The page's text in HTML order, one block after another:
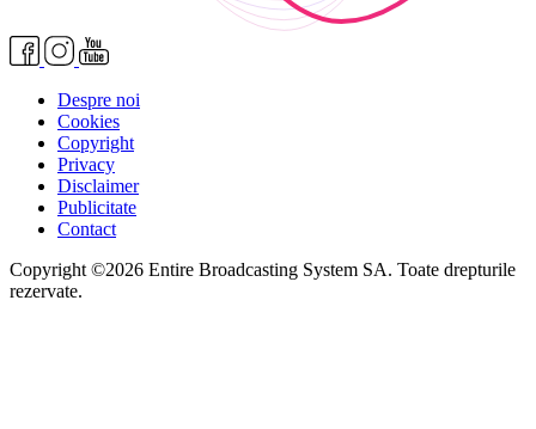
Despre noi
Cookies
Copyright
Privacy
Disclaimer
Publicitate
Contact
Copyright ©2026 Entire Broadcasting System SA. Toate drepturile
rezervate.